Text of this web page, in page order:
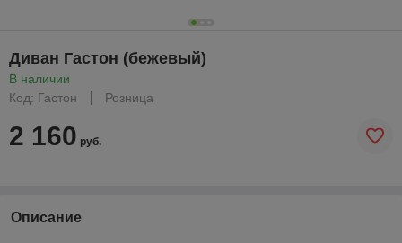
Диван Гастон (бежевый)
В наличии
Код: Гастон
Розница
2 160 руб.
Описание